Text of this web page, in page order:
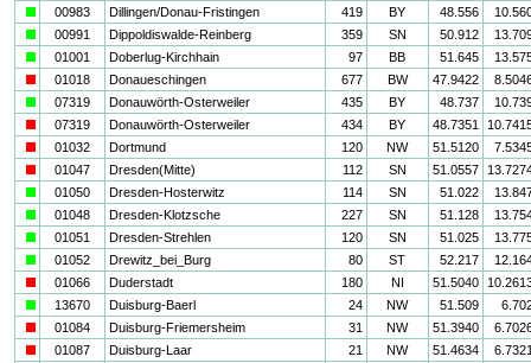
00983 Dillingen/Donau-Fristingen 419 BY 48.556
00991 Dippoldiswalde-Reinberg 359 SN 50.912
01001 Doberlug-Kirchhain 97 BB 51.645
01018 Donaueschingen 677 BW 47.9422
07319 Donauwörth-Osterweiler 435 BY 48.737
07319 Donauwörth-Osterweiler 434 BY 48.7351
01032 Dortmund 120 NW 51.5120
01047 Dresden(Mitte) 112 SN 51.0557
01050 Dresden-Hosterwitz 114 SN 51.022
01048 Dresden-Klotzsche 227 SN 51.128
01051 Dresden-Strehlen 120 SN 51.025
01052 Drewitz_bei_Burg 80 ST 52.217
01066 Duderstadt 180 NI 51.5040
13670 Duisburg-Baerl 24 NW 51.509
01084 Duisburg-Friemersheim 31 NW 51.3940
01087 Duisburg-Laar 21 NW 51.4634